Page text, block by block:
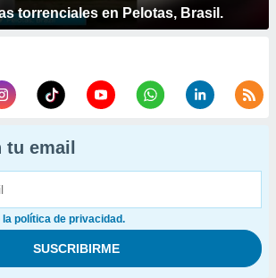
torrenciales en Pelotas, Brasil.
tu email
la política de privacidad.